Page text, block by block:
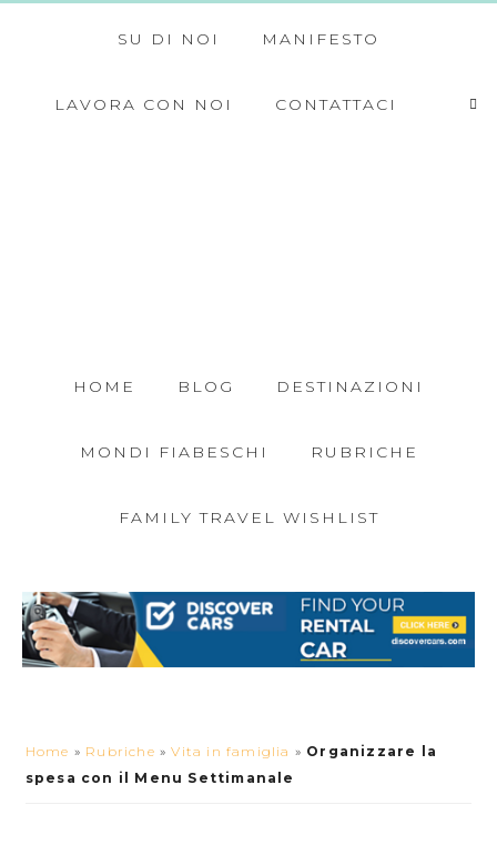
SU DI NOI MANIFESTO
LAVORA CON NOI CONTATTACI
HOME BLOG DESTINAZIONI
MONDI FIABESCHI RUBRICHE
FAMILY TRAVEL WISHLIST
Home » Rubriche »Vita in famiglia » Organizzare la
spesa con il Menu Settimanale